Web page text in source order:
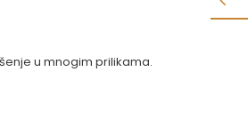
u mnogim prilikama.